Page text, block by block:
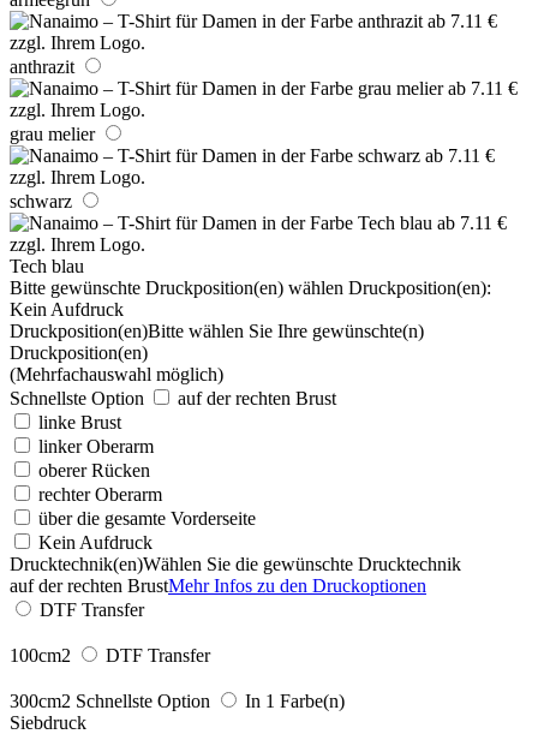
anthrazit
grau melier
schwarz
Tech blau
Bitte gewünschte Druckposition(en) wählen Druckposition(en):
Kein Aufdruck
Druckposition(en)Bitte wählen Sie Ihre gewünschte(n)
Druckposition(en)
(Mehrfachauswahl möglich)
Schnellste Option
auf der rechten Brust
linke Brust
linker Oberarm
oberer Rücken
rechter Oberarm
über die gesamte Vorderseite
Kein Aufdruck
Drucktechnik(en)Wählen Sie die gewünschte Drucktechnik
auf der rechten BrustMehr Infos zu den Druckoptionen
DTF Transfer
100cm2 DTF Transfer
300cm2 Schnellste Option
In 1 Farbe(n)
Siebdruck